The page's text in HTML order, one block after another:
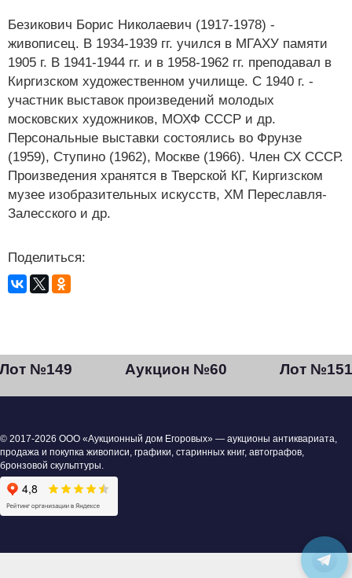
Безикович Борис Николаевич (1917-1978) -
живописец. В 1934-1939 гг. учился в МГАХУ памяти
1905 г. В 1941-1944 гг. и в 1958-1962 гг. преподавал в
Киргизском художественном училище. С 1940 г. -
участник выставок произведений молодых
московских художников, МОХФ СССР и др.
Персональные выставки состоялись во Фрунзе
(1959), Ступино (1962), Москве (1966). Член СХ СССР.
Произведения хранятся в Тверской КГ, Киргизском
музее изобразительных искусств, ХМ Переславля-
Залесского и др.
Поделиться:
Лот №149 Аукцион №60 Лот №151
© 2017-2026 ООО «Аукционный дом Егоровых» — аукционы антиквариата,
продажа и покупка живописи, графики, старинных книг, автографов,
бронзовой скульптуры.